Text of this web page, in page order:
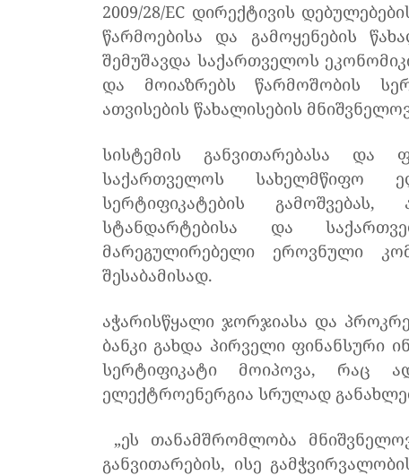
2009/28/EC დირექტივის
წარმოებისა და გამოყენების
შემუშავდა საქართველოს
და მოიაზრებს წარმოშობის
ათვისების წახალისების
სისტემის განვითარებასა და
საქართველოს სახელმწიფო
სერტიფიკატების
სტანდარტებისა და
მარეგულირებელი ეროვნული
შესაბამისად.
აჭარისწყალი ჯორჯიასა და
ბანკი გახდა პირველი ფინანსური
სერტიფიკატი მოიპოვა, რაც
ელექტროენერგია სრულად
„ეს თანამშრომლობა
განვითარების, ისე